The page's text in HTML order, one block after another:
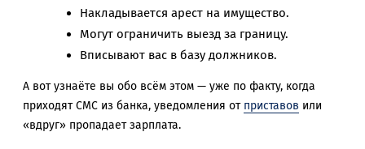
Накладывается арест на имущество.
Могут ограничить выезд за границу.
Вписывают вас в базу должников.
А вот узнаёте вы обо всём этом — уже по факту, когда
приходят СМС из банка, уведомления от приставов или
«вдруг» пропадает зарплата.